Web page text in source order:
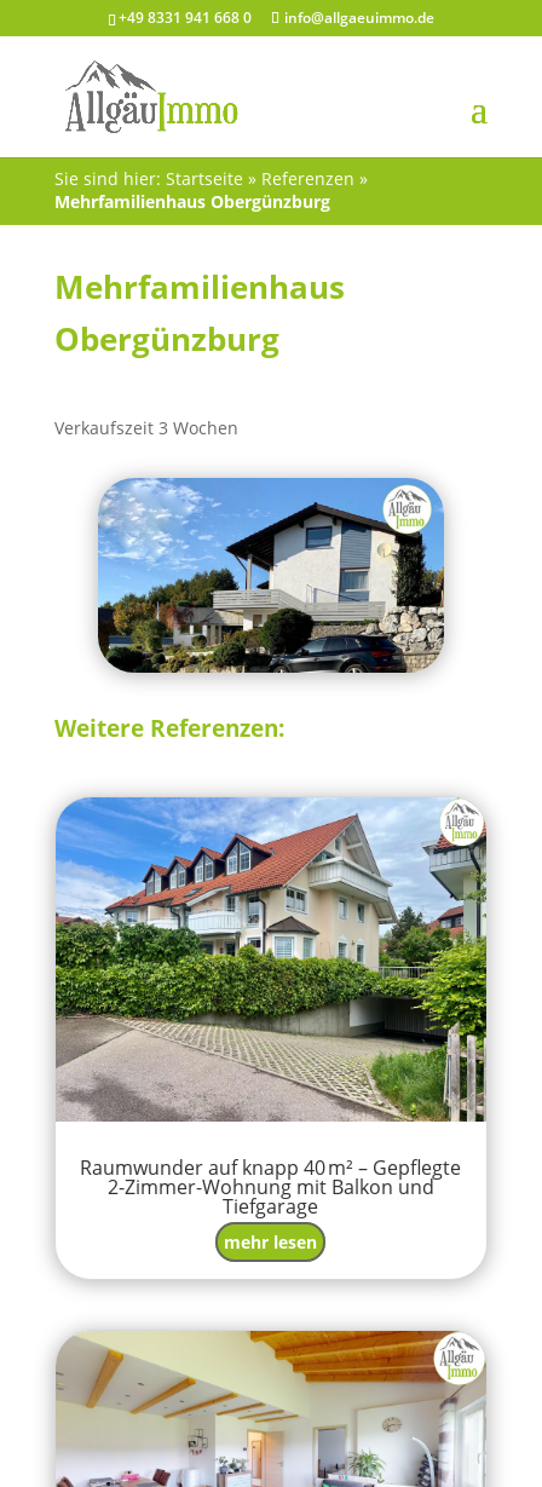
+49 8331 941 668 0 info@allgaeuimmo.de
Sie sind hier: Startseite» Referenzen »
Mehrfamilienhaus Obergünzburg
Mehrfamilienhaus
Obergünzburg
Verkaufszeit 3 Wochen
Weitere Referenzen:
Raumwunder auf knapp 40 m² – Gepflegte
2-Zimmer-Wohnung mit Balkon und
Tiefgarage
mehr lesen